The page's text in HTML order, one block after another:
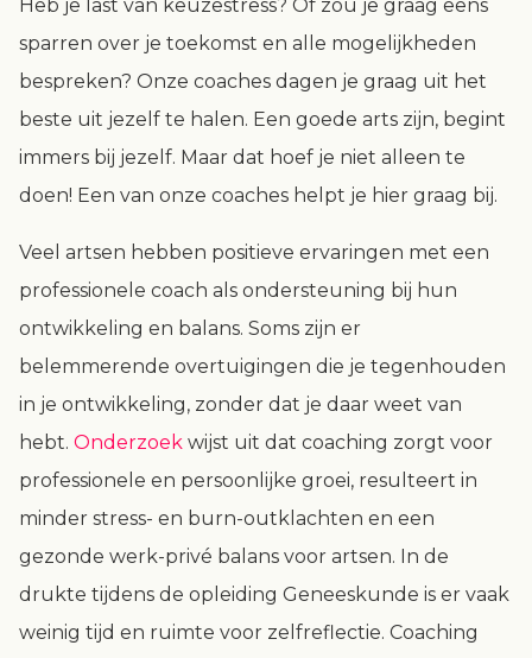
Heb je last van keuzestress? Of zou je graag eens
sparren over je toekomst en alle mogelijkheden
bespreken? Onze coaches dagen je graag uit het
beste uit jezelf te halen. Een goede arts zijn, begint
immers bij jezelf. Maar dat hoef je niet alleen te
doen! Een van onze coaches helpt je hier graag bij.
Veel artsen hebben positieve ervaringen met een
professionele coach als ondersteuning bij hun
ontwikkeling en balans. Soms zijn er
belemmerende overtuigingen die je tegenhouden
in je ontwikkeling, zonder dat je daar weet van
hebt. Onderzoek wijst uit dat coaching zorgt voor
professionele en persoonlijke groei, resulteert in
minder stress- en burn-outklachten en een
gezonde werk-privé balans voor artsen. In de
drukte tijdens de opleiding Geneeskunde is er vaak
weinig tijd en ruimte voor zelfreflectie. Coaching